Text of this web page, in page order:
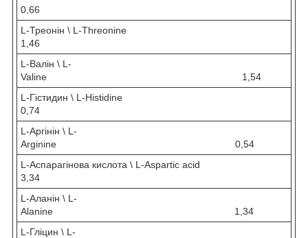
0,66
L-Треонін \ L-Threonine
1,46
L-Валін \ L-
Valine 1,54
L-Гістидин \ L-Histidine
0,74
L-Аргінін \ L-
Arginine 0,54
L-Аспарагінова кислота \ L-Aspartic acid
3,34
L-Аланін \ L-
Alanine 1,34
L-Гліцин \ L-